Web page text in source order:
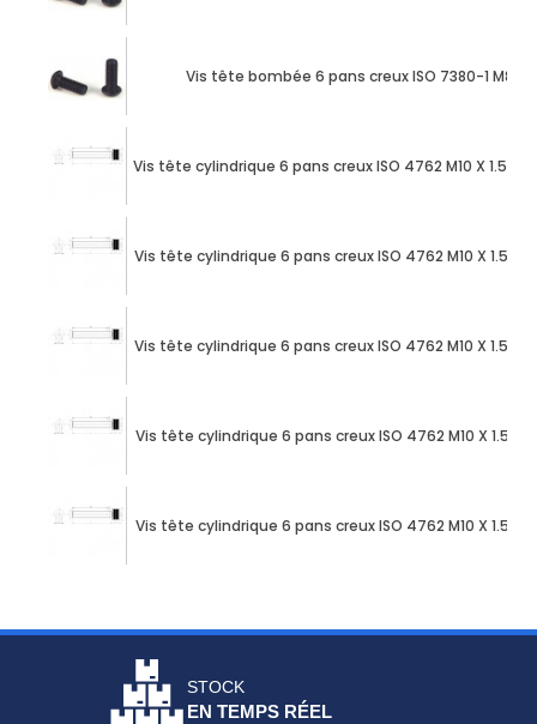
Vis tête bombée 6 pans creux ISO 7380-1 M8 X
Vis tête cylindrique 6 pans creux ISO 4762 M10 X 1.50 X
Vis tête cylindrique 6 pans creux ISO 4762 M10 X 1.50
Vis tête cylindrique 6 pans creux ISO 4762 M10 X 1.50
Vis tête cylindrique 6 pans creux ISO 4762 M10 X 1.50
Vis tête cylindrique 6 pans creux ISO 4762 M10 X 1.50
STOCK
EN TEMPS RÉEL